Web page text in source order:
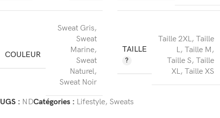
COULEUR
Sweat Gris,
Sweat
Marine,
Sweat
Naturel,
Sweat Noir
TAILLE
Taille 2XL, Taille
L, Taille M ,
Taille S, Taille
XL, Taille XS
UGS : NDCatégories : Lifestyle, Sweats